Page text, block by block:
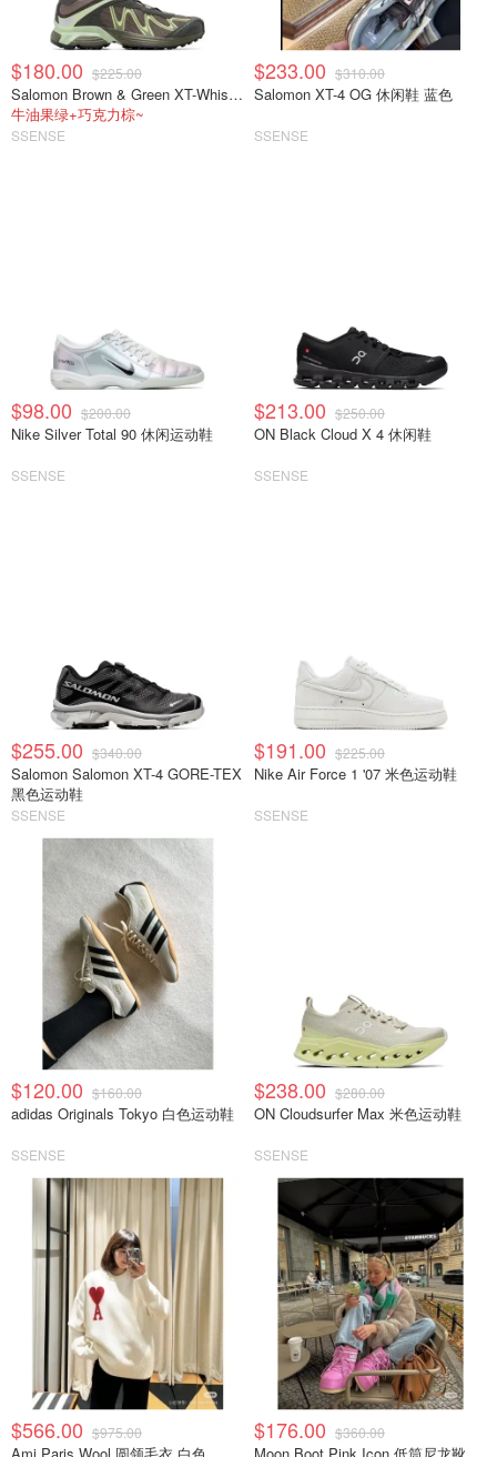
$180.00 $225.00
Salomon Brown & Green XT-Whisper 运动鞋
牛油果绿+巧克力棕~
SSENSE
$233.00 $310.00
Salomon XT-4 OG 休闲鞋 蓝色
SSENSE
$98.00 $200.00
Nike Silver Total 90 休闲运动鞋
SSENSE
$213.00 $250.00
ON Black Cloud X 4 休闲鞋
SSENSE
$255.00 $340.00
Salomon Salomon XT-4 GORE-TEX
黑色运动鞋
SSENSE
$191.00 $225.00
Nike Air Force 1 '07 米色运动鞋
SSENSE
$120.00 $160.00
adidas Originals Tokyo 白色运动鞋
SSENSE
$238.00 $280.00
ON Cloudsurfer Max 米色运动鞋
SSENSE
$566.00 $975.00 $176.00 $360.00